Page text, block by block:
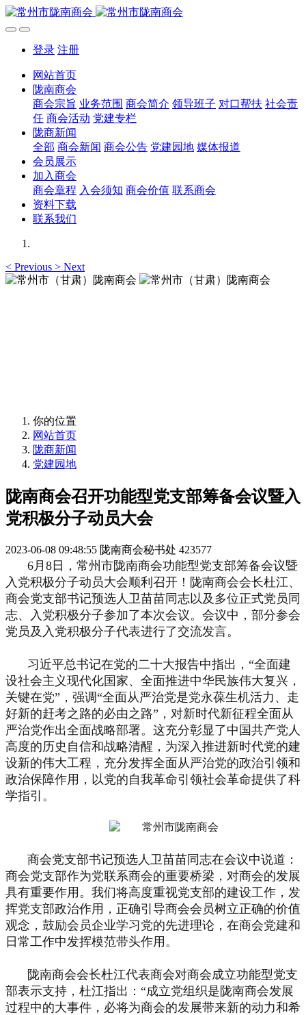
登录 注册
网站首页
陇南商会
商会宗旨 业务范围 商会简介 领导班子 对口帮扶 社会责
任 商会活动 党建专栏
陇商新闻
全部 商会新闻 商会公告 党建园地 媒体报道
会员展示
加入商会
商会章程 入会须知 商会价值 联系商会
资料下载
联系我们
< Previous > Next
你的位置
网站首页
陇商新闻
党建园地
陇南商会召开功能型党支部筹备会议暨入
党积极分子动员大会
2023-06-08 09:48:55 陇南商会秘书处 423577
6月8日，常州市陇南商会功能型党支部筹备会议暨
入党积极分子动员大会顺利召开！陇南商会会长杜江、
商会党支部书记预选人卫苗苗同志以及多位正式党员同
志、入党积极分子参加了本次会议。会议中，部分参会
党员及入党积极分子代表进行了交流发言。
习近平总书记在党的二十大报告中指出，“全面建
设社会主义现代化国家、全面推进中华民族伟大复兴，
关键在党”，强调“全面从严治党是党永葆生机活力、走
好新的赶考之路的必由之路”，对新时代新征程全面从
严治党作出全面战略部署。这充分彰显了中国共产党人
高度的历史自信和战略清醒，为深入推进新时代党的建
设新的伟大工程，充分发挥全面从严治党的政治引领和
政治保障作用，以党的自我革命引领社会革命提供了科
学指引。
商会党支部书记预选人卫苗苗同志在会议中说道：
商会党支部作为党联系商会的重要桥梁，对商会的发展
具有重要作用。我们将高度重视党支部的建设工作，发
挥党支部政治作用，正确引导商会会员树立正确的价值
观念，鼓励会员企业学习党的先进理论，在商会党建和
日常工作中发挥模范带头作用。
陇南商会会长杜江代表商会对商会成立功能型党支
部表示支持，杜江指出：“成立党组织是陇南商会发展
过程中的大事件，必将为商会的发展带来新的动力和希